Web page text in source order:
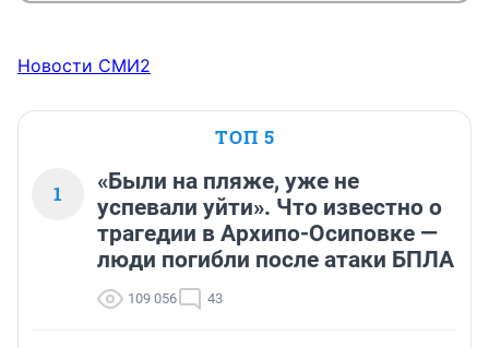
Новости СМИ2
ТОП 5
1
«Были на пляже, уже не
успевали уйти». Что известно о
трагедии в Архипо-Осиповке —
люди погибли после атаки БПЛА
109 056 43